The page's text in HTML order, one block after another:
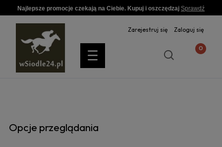
Najlepsze promocje czekają na Ciebie. Kupuj i oszczędzaj Sprawdź
Zarejestruj się Zaloguj się
Opcje przeglądania